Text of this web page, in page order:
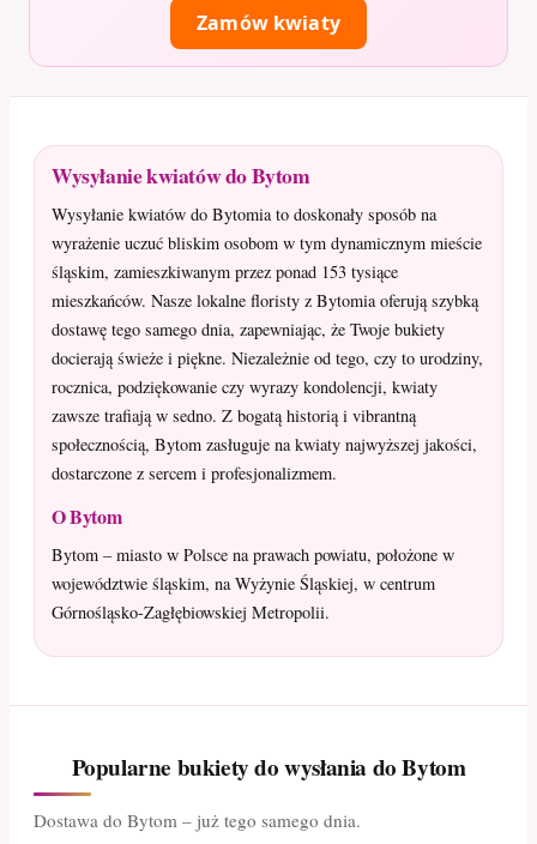
Zamów kwiaty
Wysyłanie kwiatów do Bytom
Wysyłanie kwiatów do Bytomia to doskonały sposób na
wyrażenie uczuć bliskim osobom w tym dynamicznym mieście
śląskim, zamieszkiwanym przez ponad 153 tysiące
mieszkańców. Nasze lokalne floristy z Bytomia oferują szybką
dostawę tego samego dnia, zapewniając, że Twoje bukiety
docierają świeże i piękne. Niezależnie od tego, czy to urodziny,
rocznica, podziękowanie czy wyrazy kondolencji, kwiaty
zawsze trafiają w sedno. Z bogatą historią i vibrantną
społecznością, Bytom zasługuje na kwiaty najwyższej jakości,
dostarczone z sercem i profesjonalizmem.
O Bytom
Bytom – miasto w Polsce na prawach powiatu, położone w
województwie śląskim, na Wyżynie Śląskiej, w centrum
Górnośląsko-Zagłębiowskiej Metropolii.
Popularne bukiety do wysłania do Bytom
Dostawa do Bytom – już tego samego dnia.